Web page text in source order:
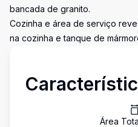
bancada de granito.
Cozinha e área de serviço
na cozinha e tanque de
Área